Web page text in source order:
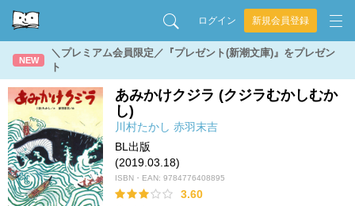
ログイン 新規会員登録
NEW
＼プレミアム会員限定／『プレゼント(新潮文庫)』をプレゼン
ト
あみかけクジラ (クジラむかしむか
し)
川村たかし 赤羽末吉
BL出版
(2019.03.18)
ISBN・EAN: 9784776408895
3.60